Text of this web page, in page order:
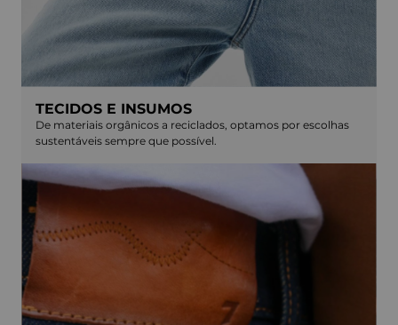
TECIDOS E INSUMOS
De materiais orgânicos a reciclados, optamos por escolhas
sustentáveis sempre que possível.